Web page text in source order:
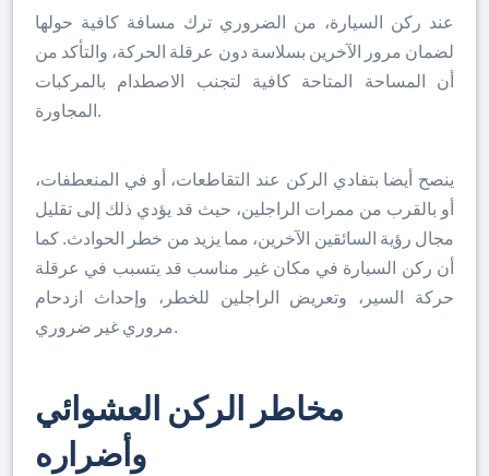
عند ركن السيارة، من الضروري ترك مسافة كافية حولها
لضمان مرور الآخرين بسلاسة دون عرقلة الحركة، والتأكد من
أن المساحة المتاحة كافية لتجنب الاصطدام بالمركبات
المجاورة.
ينصح أيضا بتفادي الركن عند التقاطعات، أو في المنعطفات،
أو بالقرب من ممرات الراجلين، حيث قد يؤدي ذلك إلى تقليل
مجال رؤية السائقين الآخرين، مما يزيد من خطر الحوادث. كما
أن ركن السيارة في مكان غير مناسب قد يتسبب في عرقلة
حركة السير، وتعريض الراجلين للخطر، وإحداث ازدحام
مروري غير ضروري.
مخاطر الركن العشوائي
وأضراره